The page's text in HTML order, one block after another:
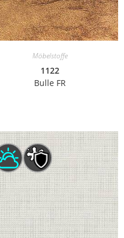
Möbelstoffe
1122
Bulle FR